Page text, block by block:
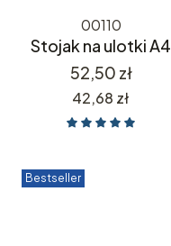
00110
Stojak na ulotki A4
Cena
52,50 zł
Cena
42,68 zł
Bestseller